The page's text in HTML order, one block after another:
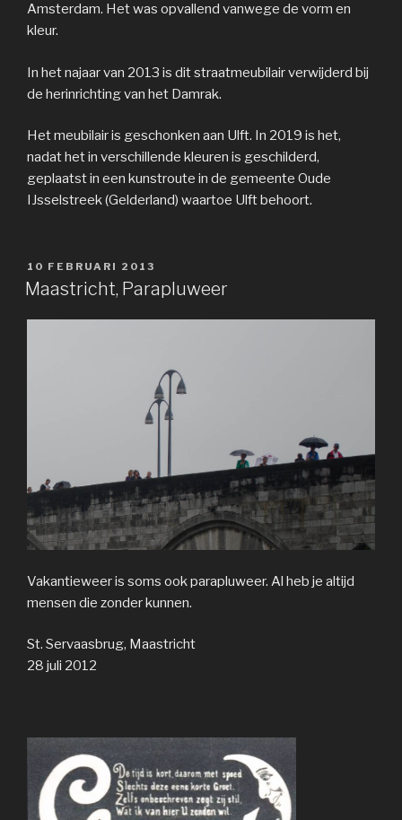
Amsterdam. Het was opvallend vanwege de vorm en
kleur.
In het najaar van 2013 is dit straatmeubilair verwijderd bij
de herinrichting van het Damrak.
Het meubilair is geschonken aan Ulft. In 2019 is het,
nadat het in verschillende kleuren is geschilderd,
geplaatst in een kunstroute in de gemeente Oude
IJsselstreek (Gelderland) waartoe Ulft behoort.
GEPLAATST
OP
10 FEBRUARI 2013
Maastricht, Parapluweer
Vakantieweer is soms ook parapluweer. Al heb je altijd
mensen die zonder kunnen.
St. Servaasbrug, Maastricht
28 juli 2012